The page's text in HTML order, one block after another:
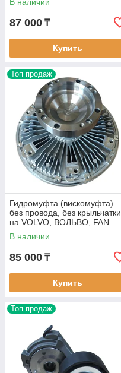
87 000 ₸
Купить
Топ продаж
Гидромуфта (вискомуфта)
без провода, без крыльчатки
на VOLVO, ВОЛЬВО, FAN
MARKET FM141
В наличии
85 000 ₸
Купить
Топ продаж